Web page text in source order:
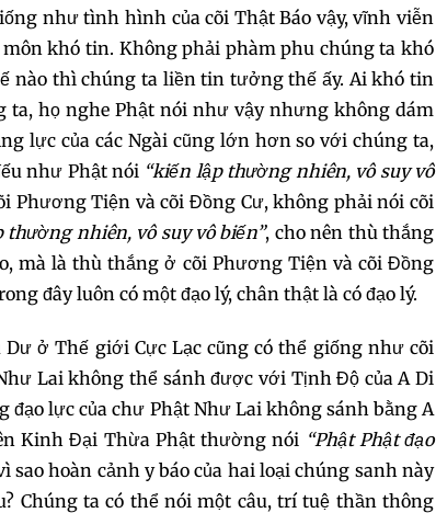
088 089 090
091 092 093
094 096
097 098 099
100 101 102
106 107 108
109 111
112 114
như tình hình của cõi Thật Báo vậy, vĩnh viễn
khó tin. Không phải phàm phu chúng ta khó
nào thì chúng ta liền tin tưởng thế ấy. Ai khó tin
ta, họ nghe Phật nói như vậy nhưng không dám
lực của các Ngài cũng lớn hơn so với chúng ta,
như Phật nói “kiến lập thường nhiên, vô suy vô
Phương Tiện và cõi Đồng Cư, không phải nói cõi
thường nhiên, vô suy vô biến”, cho nên thù thắng
mà là thù thắng ở cõi Phương Tiện và cõi Đồng
đây luôn có một đạo lý, chân thật là có đạo lý.
ở Thế giới Cực Lạc cũng có thể giống như cõi
Lai không thể sánh được với Tịnh Độ của A Di
lực của chư Phật Như Lai không sánh bằng A
Kinh Đại Thừa Phật thường nói “Phật Phật đạo
hoàn cảnh y báo của hai loại chúng sanh này
Chúng ta có thể nói một câu, trí tuệ thần thông